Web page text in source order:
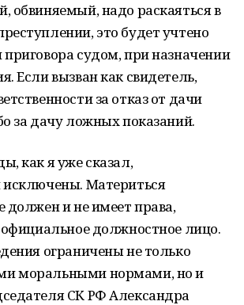
обвиняемый, надо раскаяться в
это будет учтено
судом, при назначении
Если вызван как свидетель,
за отказ от дачи
за дачу ложных показаний.
как я уже сказал,
исключены. Материться
должен и не имеет права,
должностное лицо.
ограничены не только
моральными нормами, но и
СК РФ Александра